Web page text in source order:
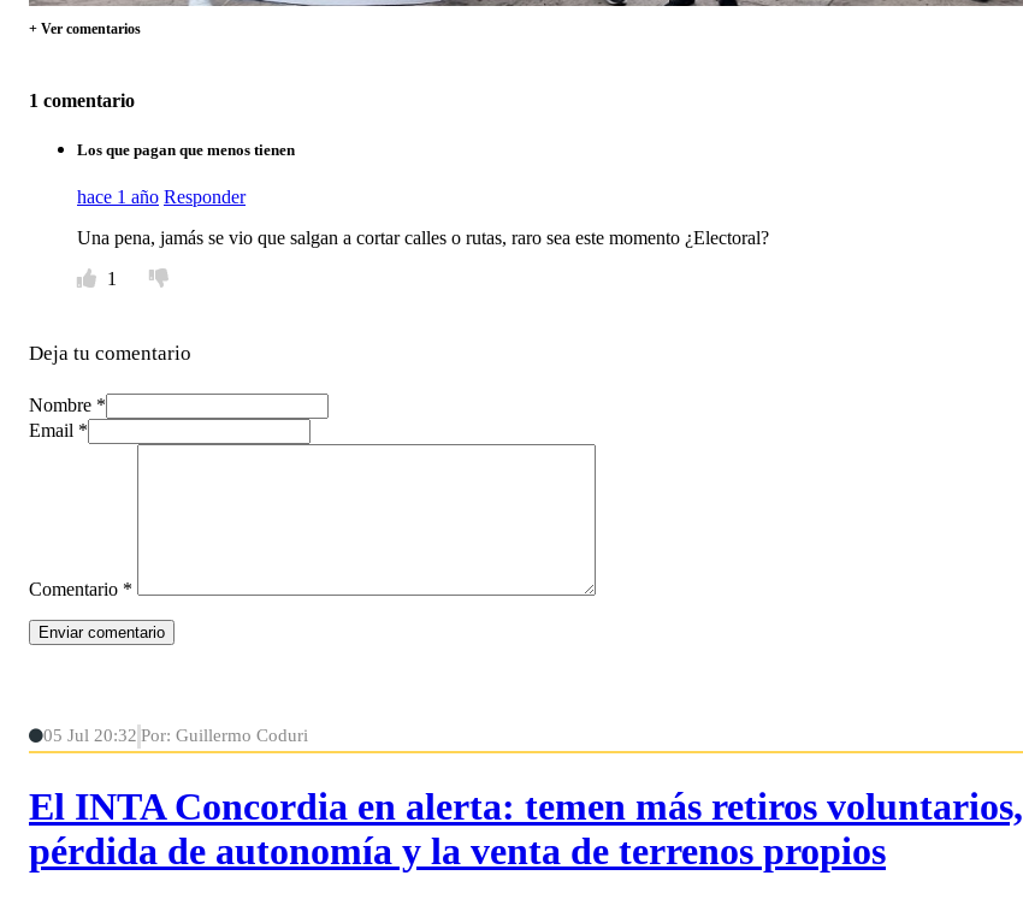
+ Ver comentarios
1 comentario
Los que pagan que menos tienen
hace 1 año Responder
Una pena, jamás se vio que salgan a cortar calles o rutas, raro sea este momento ¿Electoral?
1
Deja tu comentario
Nombre *
Email *
Comentario *
05 Jul 20:32 Por: Guillermo Coduri
El INTA Concordia en alerta: temen más retiros voluntarios,
pérdida de autonomía y la venta de terrenos propios